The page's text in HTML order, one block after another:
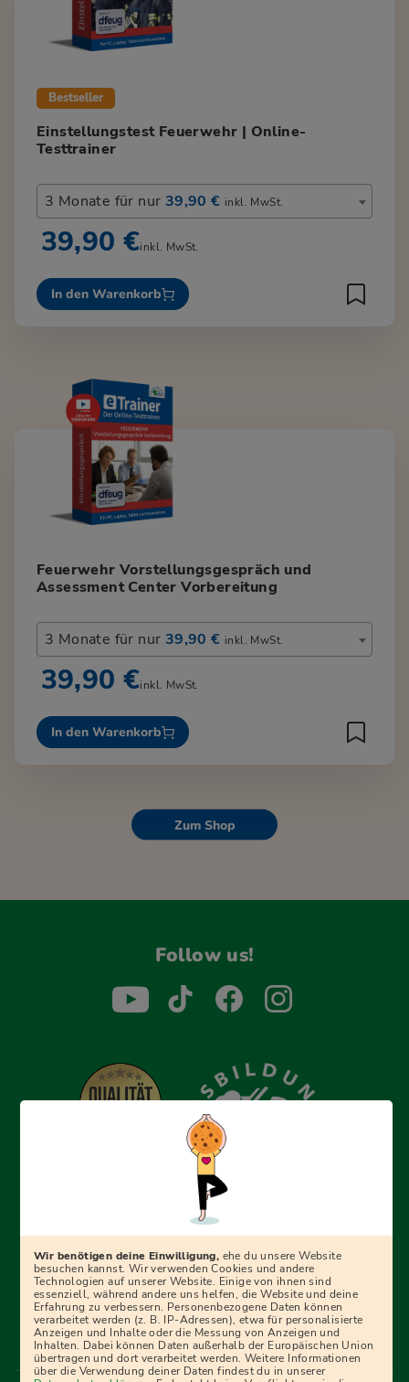
Bestseller
Einstellungstest Feuerwehr | Online-
Testtrainer
3 Monate für nur 39,90 € inkl. MwSt.
39,90 €inkl. MwSt.
In den Warenkorb
Feuerwehr Vorstellungsgespräch und
Assessment Center Vorbereitung
3 Monate für nur 39,90 € inkl. MwSt.
39,90 €inkl. MwSt.
In den Warenkorb
Zum Shop
Follow us!
Erfolgreich bewerben mit Ausbildungspark: Wir
begleiten dich Schritt für Schritt bei deinem Start in den
Beruf oder ins Studium – mit smarten E-Learning-Tools,
Ratgebern und Prüfungspaketen, interaktiven
Videokursen und vielem mehr. Für alle, die was werden
wollen!
Wir benötigen deine Einwilligung, ehe du unsere Website
besuchen kannst. Wir verwenden Cookies und andere
Technologien auf unserer Website. Einige von ihnen sind
essenziell, während andere uns helfen, die Website und deine
Erfahrung zu verbessern. Personenbezogene Daten können
verarbeitet werden (z. B. IP-Adressen), etwa für personalisierte
Anzeigen und Inhalte oder die Messung von Anzeigen und
Inhalten. Dabei können Daten außerhalb der Europäischen Union
übertragen und dort verarbeitet werden. Weitere Informationen
über die Verwendung deiner Daten findest du in unserer